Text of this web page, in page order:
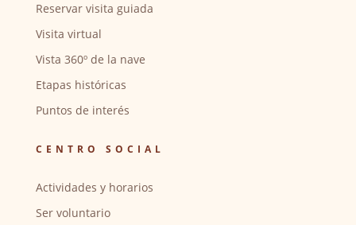
Reservar visita guiada
Visita virtual
Vista 360º de la nave
Etapas históricas
Puntos de interés
CENTRO SOCIAL
Actividades y horarios
Ser voluntario